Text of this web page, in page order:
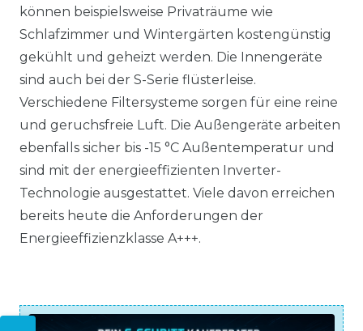
können beispielsweise Privaträume wie
Schlafzimmer und Wintergärten kostengünstig
gekühlt und geheizt werden. Die Innengeräte
sind auch bei der S-Serie flüsterleise.
Verschiedene Filtersysteme sorgen für eine reine
und geruchsfreie Luft. Die Außengeräte arbeiten
ebenfalls sicher bis -15 °C Außentemperatur und
sind mit der energieeffizienten Inverter-
Technologie ausgestattet. Viele davon erreichen
bereits heute die Anforderungen der
Energieeffizienzklasse A+++.